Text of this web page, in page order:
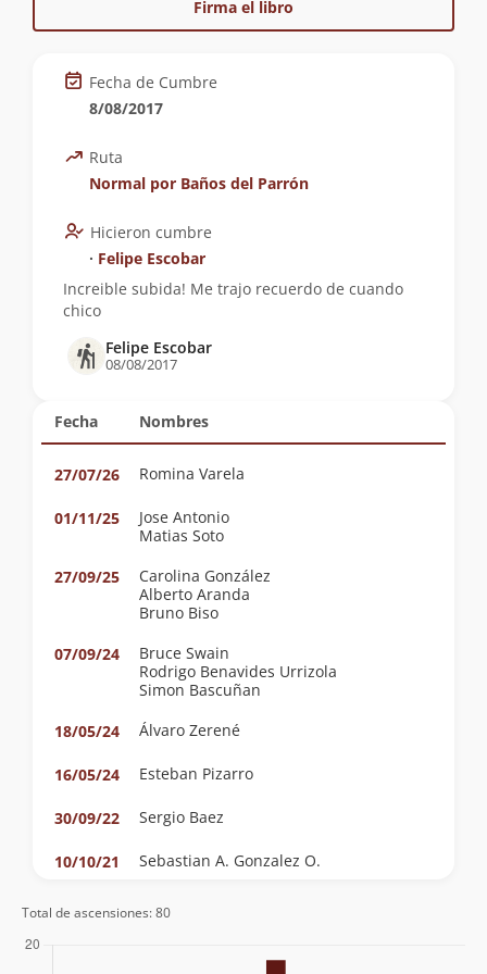
Firma el libro
Fecha Nombres
27/07/26 Romina Varela
01/11/25
Jose Antonio
Matias Soto
27/09/25
Carolina González
Alberto Aranda
Bruno Biso
07/09/24
Bruce Swain
Rodrigo Benavides Urrizola
Simon Bascuñan
18/05/24
Álvaro Zerené
16/05/24 Esteban Pizarro
30/09/22 Sergio Baez
10/10/21 Sebastian A. Gonzalez O.
24/07/21
Fabio Carrera
Sandro Biso
Fecha de Cumbre
8/08/2017
Ruta
Normal por Baños del Parrón
Hicieron cumbre
∙ Felipe Escobar
Increible subida! Me trajo recuerdo de cuando
chico
Felipe Escobar
08/08/2017
Total de ascensiones: 80